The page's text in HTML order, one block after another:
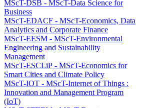
MScT-DSB - MScT-Data Science for
Business
MScT-EDACF - MScT-Economics, Data
Analytics and Corporate Finance
MScT-EESM - MScT-Environmental
Engineering and Sustainability
Management
MScT-ESCLiP - MScT-Economics for
Smart Cities and Climate Policy
MScT-IOT - MScT-Internet of Things :
Innovation and Management Program
(IoT)